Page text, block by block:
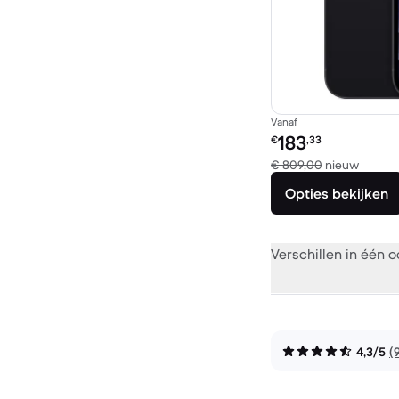
Vanaf
Refurbished prijs:
€183,33
€ 809,00 nieuw
Opties bekijken
Verschillen in één
4,3/5